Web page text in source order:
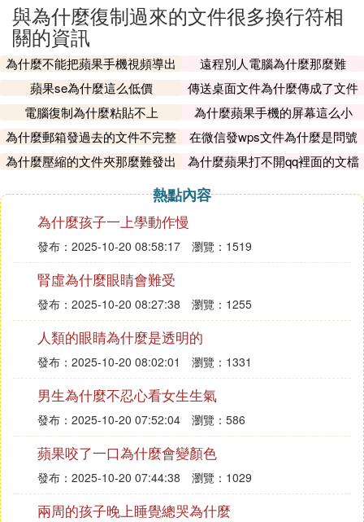
換行符
SHIFT+ENTER換行
用word試下就全明白了
⑹ 從文本文檔復制到word文檔里出現很多
空白行怎麼辦
因為在文本文檔裡面
很多
回車符號的，估計是排版的問題，你可以在word選擇
刪除那些空白行
⑺ 復制的文件粘貼到word文檔中，很多地
方有回車，而且大多數回車把一句話都隔開
了，怎麼去掉啊
ctrl+h或者點編輯--替換--在替換的欄里上寫^p^p
替換成一個空格
一個^P就是一個回車換行的意思，也就是說把兩個回
車換成一個回車。這樣所有段落後還多一個回車的行
都沒有了。。也就不浪費了。。
⑻ 從網頁復制到word里有好多回車符，怎
與為什麼復制過來的文件很多換行符相
關的資訊
為什麼不能把蘋果手機視頻導出
遠程別人電腦為什麼那麼難
蘋果se為什麼這么低價
傳送桌面文件為什麼傳成了文件
夾
電腦復制為什麼粘貼不上
為什麼蘋果手機的屏幕這么小
為什麼郵箱發過去的文件不完整
呢
在微信發wps文件為什麼是問號
為什麼壓縮的文件夾那麼難發出
為什麼蘋果打不開qq裡面的文檔
熱點內容
為什麼孩子一上學動作慢
發布：2025-10-20 08:58:17 瀏覽：1519
腎虛為什麼眼睛會難受
發布：2025-10-20 08:27:38 瀏覽：1255
人類的眼睛為什麼是透明的
發布：2025-10-20 08:02:01 瀏覽：1331
男生為什麼不忍心看女生生氣
發布：2025-10-20 07:52:04 瀏覽：586
蘋果咬了一口為什麼會變顏色
發布：2025-10-20 07:44:38 瀏覽：1029
兩周的孩子晚上睡覺總哭為什麼